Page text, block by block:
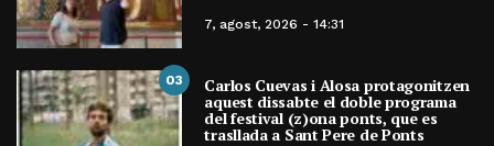
7, agost, 2026 - 14:31
03 Carlos Cuevas i Alosa protagonitzen
aquest dissabte el doble programa
del festival (z)ona ponts, que es
trasllada a Sant Pere de Ponts